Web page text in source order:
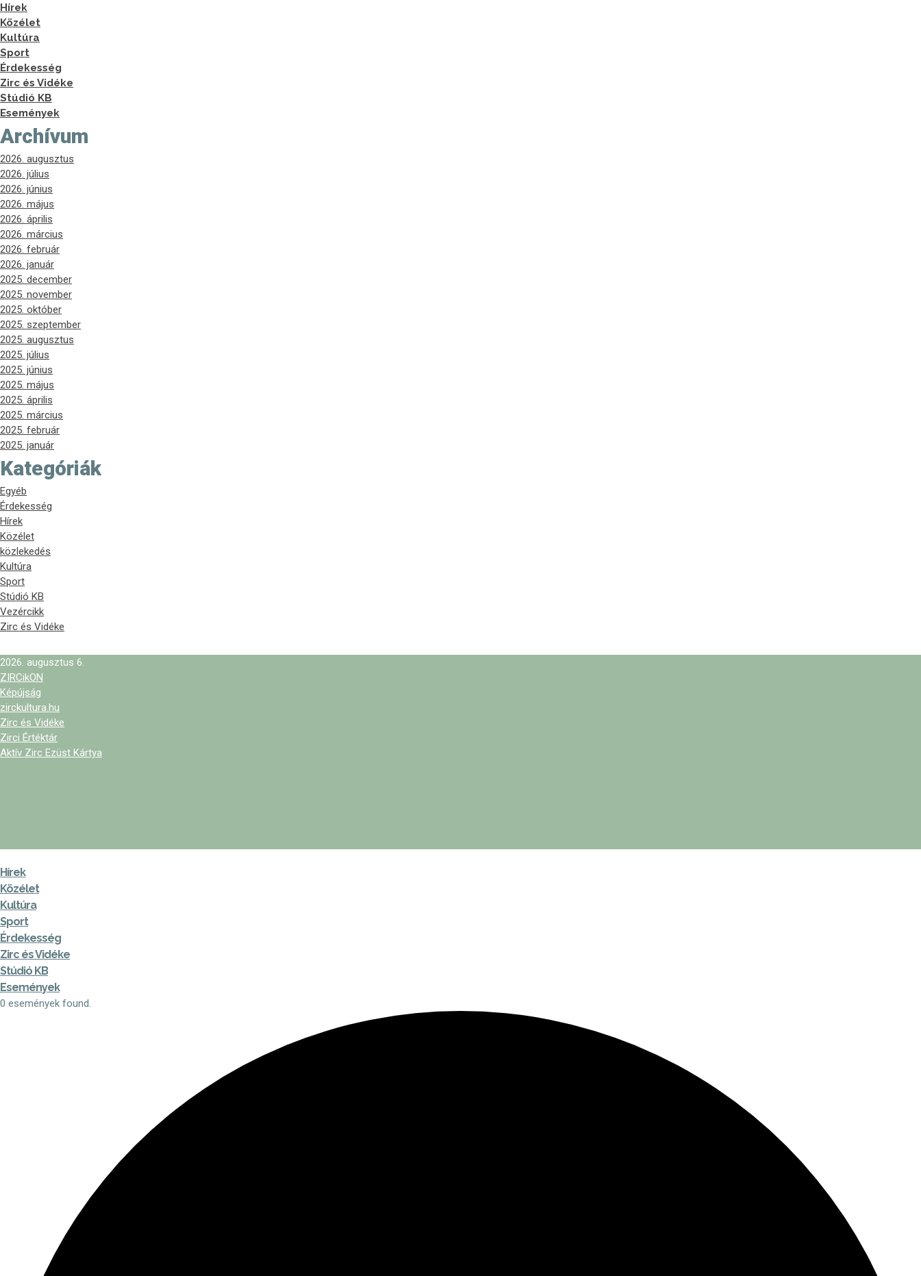
Hírek
Közélet
Kultúra
Sport
Érdekesség
Zirc és Vidéke
Stúdió KB
Események
Archívum
2026. augusztus
2026. július
2026. június
2026. május
2026. április
2026. március
2026. február
2026. január
2025. december
2025. november
2025. október
2025. szeptember
2025. augusztus
2025. július
2025. június
2025. május
2025. április
2025. március
2025. február
2025. január
Kategóriák
Egyéb
Érdekesség
Hírek
Közélet
közlekedés
Kultúra
Sport
Stúdió KB
Vezércikk
Zirc és Vidéke
2026. augusztus 6.
ZIRCikON
Képújság
zirckultura.hu
Zirc és Vidéke
Zirci Értéktár
Aktív Zirc Ezüst Kártya
Hírek
Közélet
Kultúra
Sport
Érdekesség
Zirc és Vidéke
Stúdió KB
Események
0 események found.